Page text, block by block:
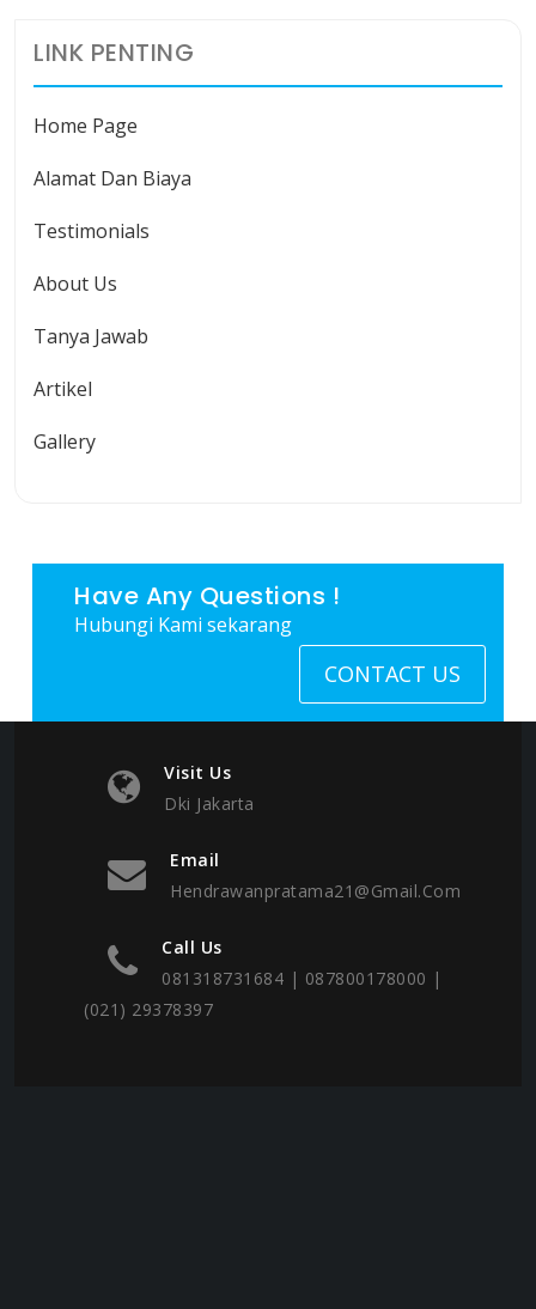
LINK PENTING
Home Page
Alamat Dan Biaya
Testimonials
About Us
Tanya Jawab
Artikel
Gallery
Have Any Questions !
Hubungi Kami sekarang
CONTACT US
Visit Us
Dki Jakarta
Email
Hendrawanpratama21@gmail.com
Call Us
081318731684 | 087800178000 |
(021) 29378397